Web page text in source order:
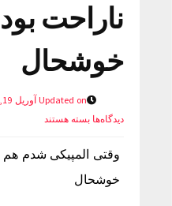
ناراحت
خوشحال
Updated on آوریل 19, 2016
دیدگاه‌هابسته هستند
وقتی المپیکی شدم هم
خوشحال